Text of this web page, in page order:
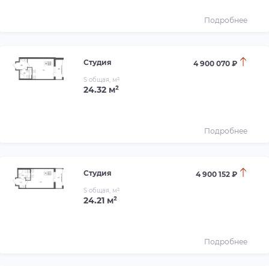
Подробнее
Студия 4 900 070 ₽
S общая, м²
24.32 м²
Подробнее
Студия 4 900 152 ₽
S общая, м²
24.21 м²
Подробнее